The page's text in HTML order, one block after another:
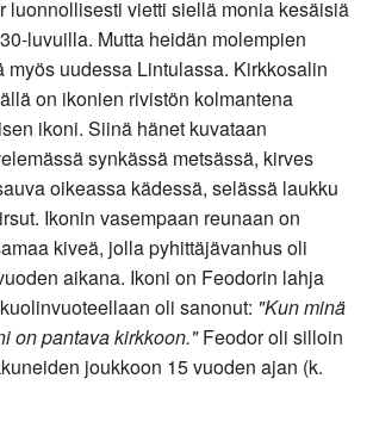
luonnollisesti vietti siellä monia kesäisiä
luvuilla. Mutta heidän molempien
myös uudessa Lintulassa. Kirkkosalin
on ikonien rivistön kolmantena
ikoni. Siinä hänet kuvataan
synkässä metsässä, kirves
oikeassa kädessä, selässä laukku
Ikonin vasempaan reunaan on
kiveä, jolla pyhittäjävanhus oli
aikana. Ikoni on Feodorin lahja
oli sanonut: "Kun minä
on pantava kirkkoon."Feodor oli silloin
joukkoon 15 vuoden ajan (k.